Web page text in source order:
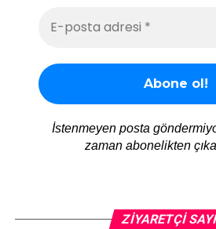
İstenmeyen posta
zaman abonelikten
ZIYARETÇI